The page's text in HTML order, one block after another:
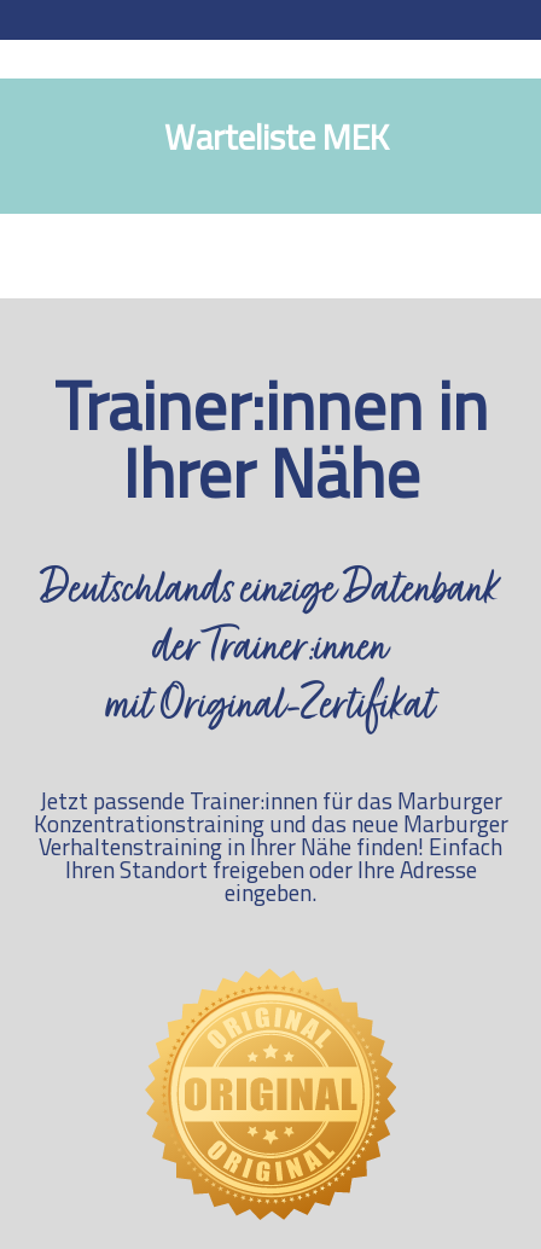
Warteliste MEK
Trainer:innen in
Ihrer Nähe
Deutschlands einzige Datenbank
der Trainer:innen
mit Original-Zertifikat
Jetzt passende Trainer:innen für das Marburger
Konzentrationstraining und das neue Marburger
Verhaltenstraining in Ihrer Nähe finden! Einfach
Ihren Standort freigeben oder Ihre Adresse
eingeben.